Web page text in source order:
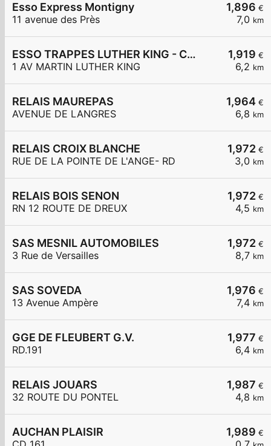
1,896 €
7,0 km
Esso Express Montigny
11 avenue des Près
1,919 €
6,2 km
ESSO TRAPPES LUTHER KING - CARREFOUR EXPRESS
1 AV MARTIN LUTHER KING
1,964 €
6,8 km
RELAIS MAUREPAS
AVENUE DE LANGRES
1,972 €
3,0 km
RELAIS CROIX BLANCHE
RUE DE LA POINTE DE L'ANGE- RD
1,972 €
4,5 km
RELAIS BOIS SENON
RN 12 ROUTE DE DREUX
1,972 €
8,7 km
SAS MESNIL AUTOMOBILES
3 Rue de Versailles
1,976 €
7,4 km
SAS SOVEDA
13 Avenue Ampère
1,977 €
6,4 km
GGE DE FLEUBERT G.V.
RD.191
1,987 €
4,8 km
RELAIS JOUARS
32 ROUTE DU PONTEL
1,989 €
AUCHAN PLAISIR